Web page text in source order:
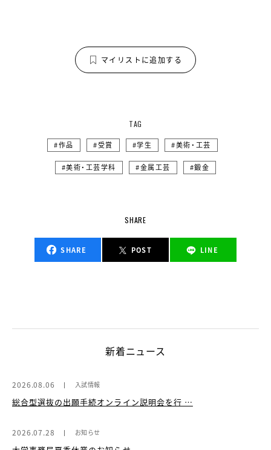
マイリストに追加する
TAG
作品 受賞 学生 美術・工芸
美術・工芸学科 金属工芸 鍛金
SHARE
SHARE POST LINE
新着ニュース
2026.08.06 入試情報
総合型選抜の出願手続オンライン説明会を行 …
2026.07.28 お知らせ